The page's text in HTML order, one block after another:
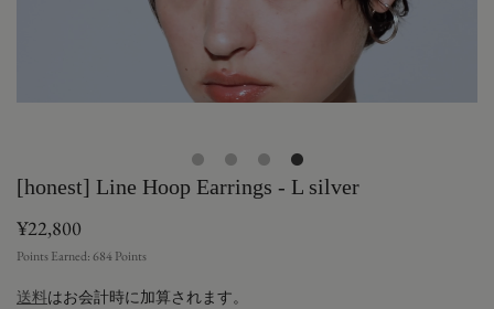
[honest] Line Hoop Earrings - L silver
¥22,800
Points Earned:684Points
送料はお会計時に加算されます。